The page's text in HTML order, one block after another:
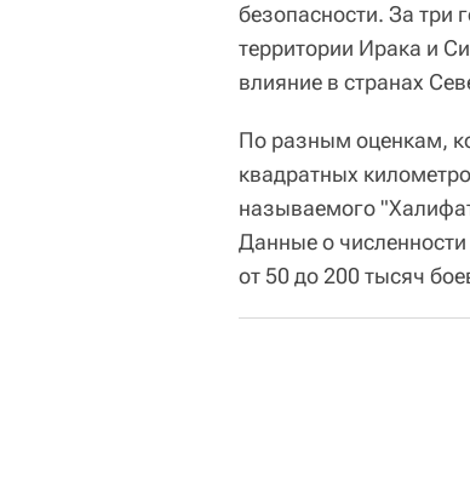
безопасности. За три
территории Ирака и
влияние в странах
По разным оценкам,
квадратных
называемого
Данные о
от 50 до 200 тысяч